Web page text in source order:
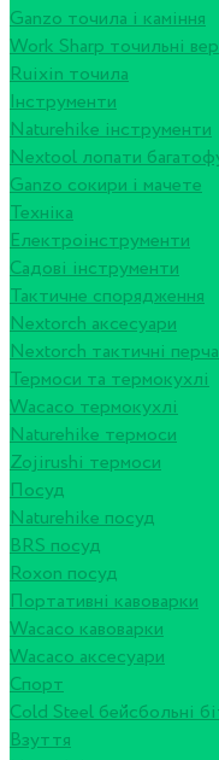
Ganzo точила і каміння
Work Sharp точильні
Ruixin точила
Інструменти
Naturehike інструменти
Nextool лопати
Ganzo сокири і мачете
Техніка
Електроінструменти
Садові інструменти
Тактичне спорядження
Nextorch аксесуари
Nextorch тактичні
Термоси та термокухлі
Wacaco термокухлі
Naturehike термоси
Zojirushi термоси
Посуд
Naturehike посуд
BRS посуд
Roxon посуд
Портативні кавоварки
Wacaco кавоварки
Wacaco аксесуари
Спорт
Cold Steel бейсбольні
Взуття